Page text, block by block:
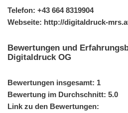
Telefon: +43 664 8319904
Webseite: http://digitaldruck-
Bewertungen und
Digitaldruck OG
Bewertungen insgesamt: 1
Bewertung im Durchschnitt: 5.0
Link zu den Bewertungen: